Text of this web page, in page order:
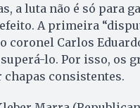
a luta não é só para
A primeira
coronel Carlos
superá-lo. Por isso, os
chapas consistentes.